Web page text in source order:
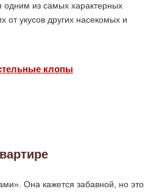
одним из самых характерных
от укусов других насекомых и
клопы
Она кажется забавной, но это